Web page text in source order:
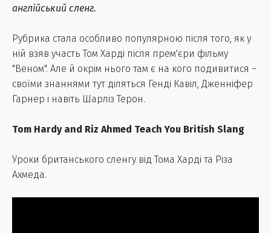
англійський сленг.
Рубрика стала особливо популярною після того, як у
ній взяв участь Том Харді після прем'єри фільму
"Веном". Але й окрім нього там є на кого подивитися –
своїми знаннями тут діляться Генді Кавіл, Дженніфер
Гарнер і навіть Шарліз Терон.
Tom Hardy and Riz Ahmed Teach You British Slang
Уроки британського сленгу від Тома Харді та Різа
Ахмеда.